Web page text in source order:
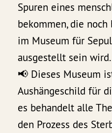
Spuren eines
bekommen, die
im Museum für
ausgestellt sein wird.
📢 Dieses Museum
Aushängeschild für
es behandelt alle
den Prozess des